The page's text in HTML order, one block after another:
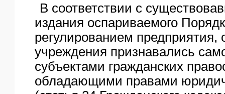
В соответствии с
издания оспариваемого
регулированием предприятия,
учреждения признавались
субъектами гражданских
обладающими правами